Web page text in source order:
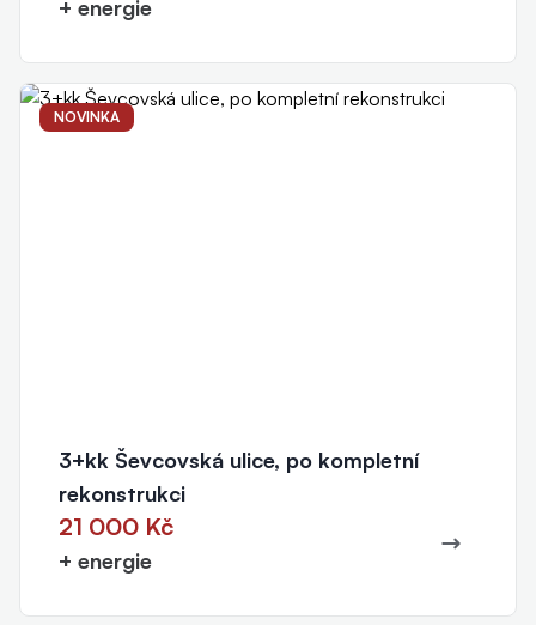
+ energie
NOVINKA
3+kk Ševcovská ulice, po kompletní
rekonstrukci
21 000 Kč
+ energie